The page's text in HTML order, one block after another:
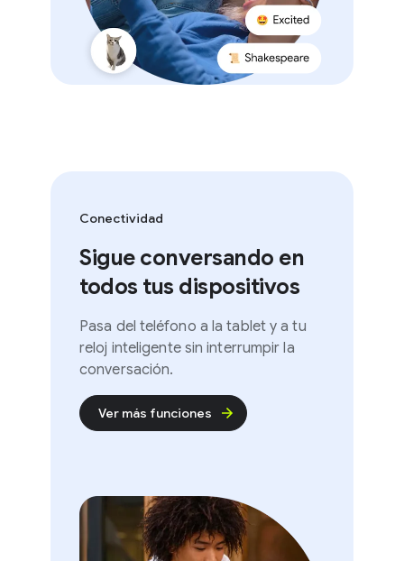
Conectividad
Sigue conversando en
todos tus dispositivos
Pasa del teléfono a la tablet y a tu
reloj inteligente sin interrumpir la
conversación.
Ver más funciones